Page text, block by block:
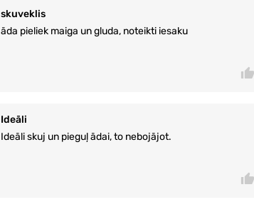
skuveklis
āda pieliek maiga un gluda, noteikti iesaku
Ideāli
Ideāli skuj un pieguļ ādai, to nebojājot.